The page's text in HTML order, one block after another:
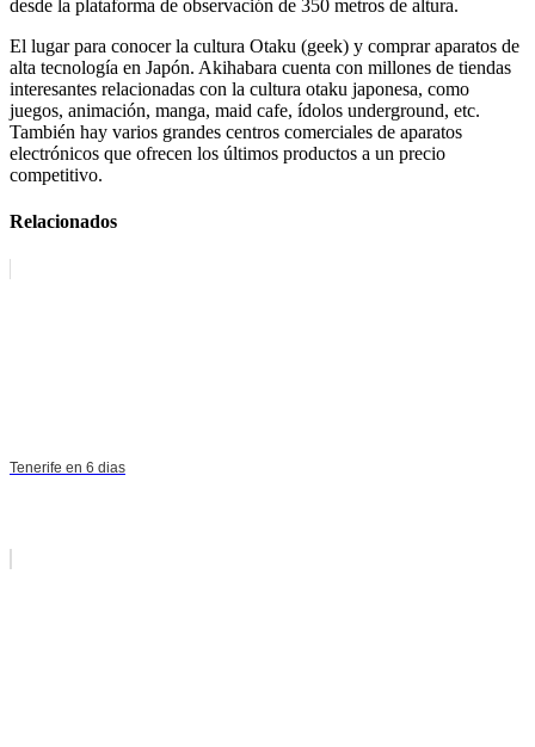
desde la plataforma de observación de 350 metros de altura.
El lugar para conocer la cultura Otaku (geek) y comprar aparatos de
alta tecnología en Japón. Akihabara cuenta con millones de tiendas
interesantes relacionadas con la cultura otaku japonesa, como
juegos, animación, manga, maid cafe, ídolos underground, etc.
También hay varios grandes centros comerciales de aparatos
electrónicos que ofrecen los últimos productos a un precio
competitivo.
Relacionados
Tenerife en 6 dias